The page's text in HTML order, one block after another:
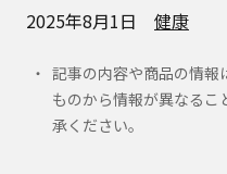
2025年8月1日 健康
記事の内容や商品の情報
ものから情報が異なるこ
承ください。